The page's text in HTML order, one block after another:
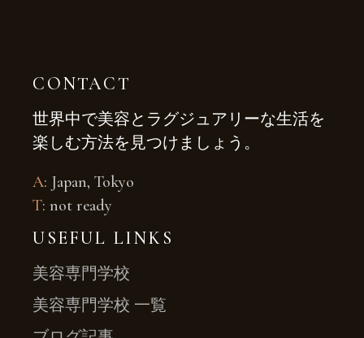
CONTACT
世界中で美容とラグジュアリーな生活を
楽しむ方法を見つけましょう。
A: Japan, Tokyo
T: not ready
USEFUL LINKS
美容専門学校
美容専門学校 一覧